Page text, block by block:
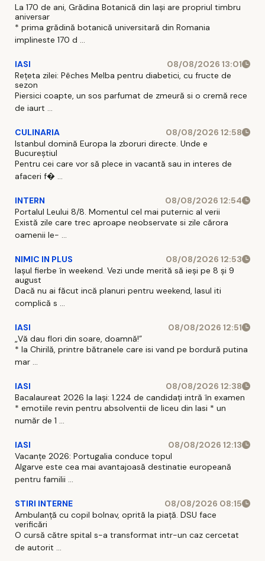
La 170 de ani, Grădina Botanică din Iași are propriul timbru
aniversar
* prima grădină botanică universitară din Romania
implineste 170 d ...
IASI
08/08/2026 13:01
Rețeta zilei: Pêches Melba pentru diabetici, cu fructe de
sezon
Piersici coapte, un sos parfumat de zmeură si o cremă rece
de iaurt ...
CULINARIA
08/08/2026 12:58
Istanbul domină Europa la zboruri directe. Unde e
Bucureștiul
Pentru cei care vor să plece in vacantă sau in interes de
afaceri f� ...
INTERN
08/08/2026 12:54
Portalul Leului 8/8. Momentul cel mai puternic al verii
Există zile care trec aproape neobservate si zile cărora
oamenii le- ...
NIMIC IN PLUS
08/08/2026 12:53
Iașul fierbe în weekend. Vezi unde merită să ieși pe 8 și 9
august
Dacă nu ai făcut incă planuri pentru weekend, Iasul iti
complică s ...
IASI
08/08/2026 12:51
„Vă dau flori din soare, doamnă!”
* la Chirilă, printre bătranele care isi vand pe bordură putina
mar ...
IASI
08/08/2026 12:38
Bacalaureat 2026 la Iași: 1.224 de candidați intră în examen
* emotiile revin pentru absolventii de liceu din Iasi * un
număr de 1 ...
IASI
08/08/2026 12:13
Vacanțe 2026: Portugalia conduce topul
Algarve este cea mai avantajoasă destinatie europeană
pentru familii ...
STIRI INTERNE
08/08/2026 08:15
Ambulanță cu copil bolnav, oprită la piață. DSU face
verificări
O cursă către spital s-a transformat intr-un caz cercetat
de autorit ...